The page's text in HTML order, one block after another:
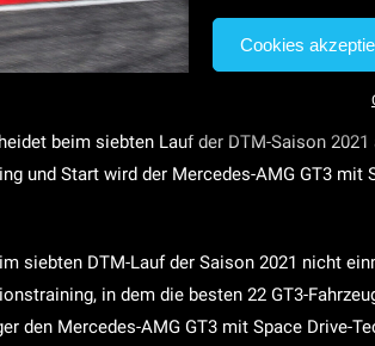
Cookies
beim siebten Lauf der DTM-Saison
und Start wird der Mercedes-AMG GT3 mit
siebten DTM-Lauf der Saison 2021 nicht
in dem die besten 22 GT3-
den Mercedes-AMG GT3 mit Space Drive-